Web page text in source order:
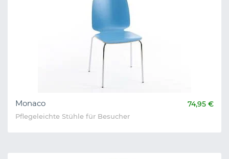
Monaco 74,95 €
Pflegeleichte Stühle für Besucher